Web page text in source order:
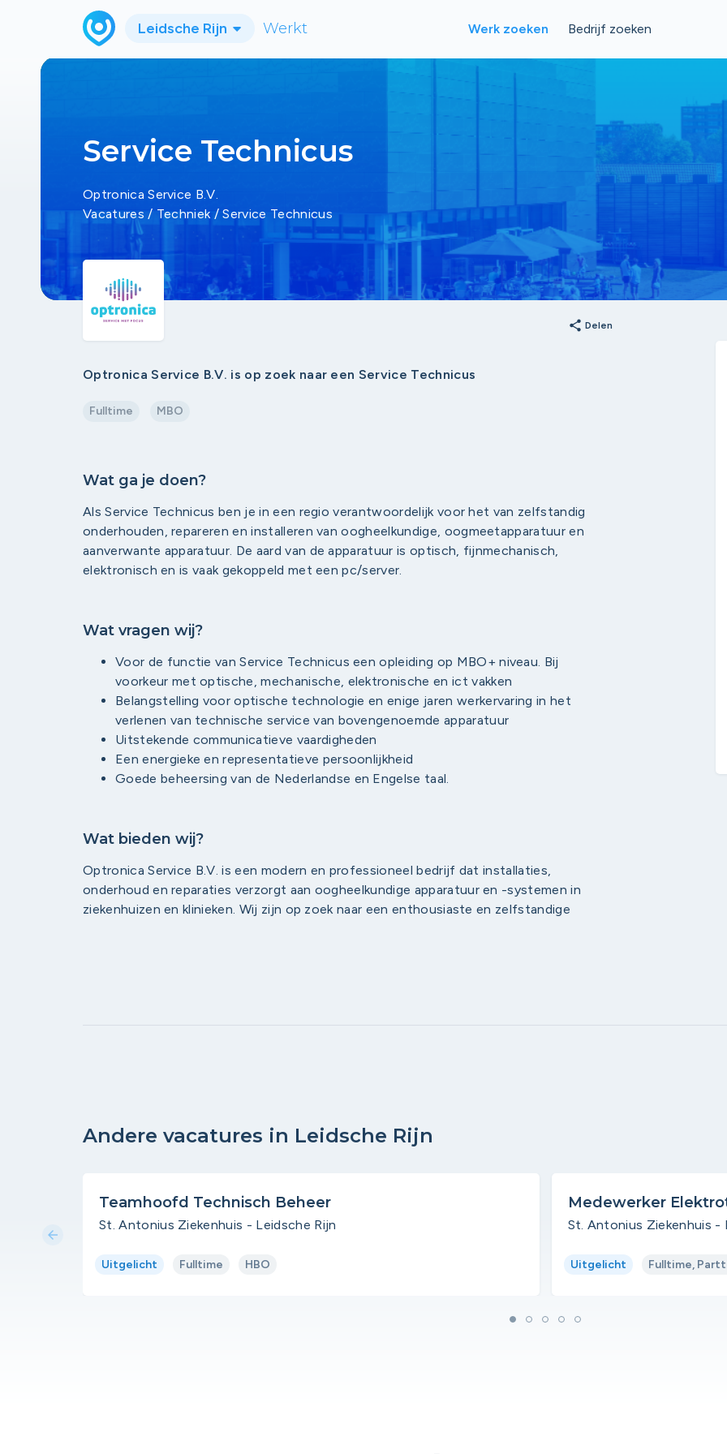
Leidsche Rijn Werkt Werk zoeken Bedrijf zoeken
Service Technicus
Optronica Service B.V.
Vacatures/ Techniek/Service Technicus
share Delen
Optronica Service B.V. is op zoek naar een Service Technicus
Fulltime MBO
Wat ga je doen?
Als Service Technicus ben je in een regio verantwoordelijk voor het van zelfstandig
onderhouden, repareren en installeren van oogheelkundige, oogmeetapparatuur en
aanverwante apparatuur. De aard van de apparatuur is optisch, fijnmechanisch,
elektronisch en is vaak gekoppeld met een pc/server.
Wat vragen wij?
Voor de functie van Service Technicus een opleiding op MBO+ niveau. Bij
voorkeur met optische, mechanische, elektronische en ict vakken
Belangstelling voor optische technologie en enige jaren werkervaring in het
verlenen van technische service van bovengenoemde apparatuur
Uitstekende communicatieve vaardigheden
Een energieke en representatieve persoonlijkheid
Goede beheersing van de Nederlandse en Engelse taal.
Wat bieden wij?
Optronica Service B.V. is een modern en professioneel bedrijf dat installaties,
onderhoud en reparaties verzorgt aan oogheelkundige apparatuur en -systemen in
ziekenhuizen en klinieken. Wij zijn op zoek naar een enthousiaste en zelfstandige
Andere vacatures in Leidsche Rijn
Teamhoofd Technisch Beheer
St. Antonius Ziekenhuis - Leidsche Rijn
Uitgelicht Fulltime HBO
Medewerker
St. Antonius Ziekenhuis -
Uitgelicht Fulltime,
arrow_back